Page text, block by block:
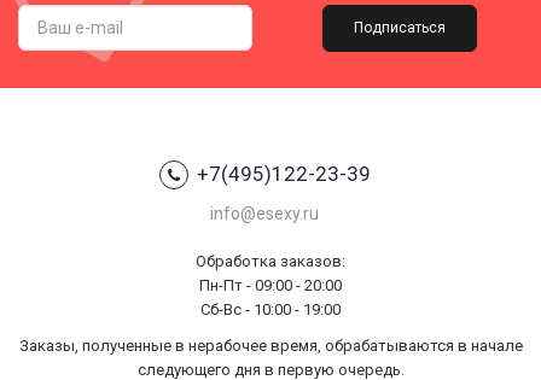
Подписаться
+7(495)122-23-39
info@esexy.ru
Обработка заказов:
Пн-Пт - 09:00 - 20:00
Сб-Вс - 10:00 - 19:00
Заказы, полученные в нерабочее время, обрабатываются в начале
следующего дня в первую очередь.